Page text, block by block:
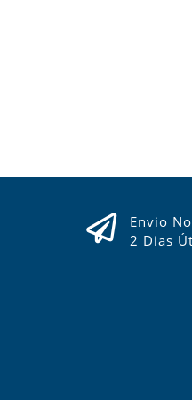
Envio
2 Dias